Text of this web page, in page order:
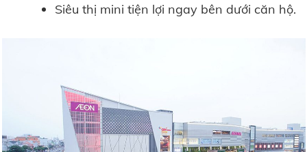
Siêu thị mini tiện lợi ngay bên dưới căn hộ.